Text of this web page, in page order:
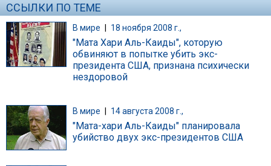
ССЫЛКИ ПО ТЕМЕ
В мире | 18 ноября 2008 г.,
"Мата Хари Аль-Каиды", которую
обвиняют в попытке убить экс-
президента США, признана психически
нездоровой
В мире 14 августа 2008 г.,
"Мата-хари Аль-Каиды" планировала
убийство двух экс-президентов США